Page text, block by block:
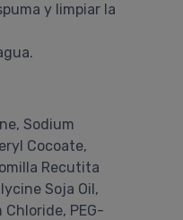
y limpiar la
Sodium
Cocoate,
Recutita
Soja Oil,
Chloride, PEG-